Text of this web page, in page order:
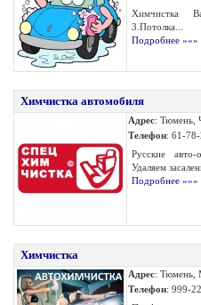
Химчистка
3.Потолка...
Подробнее »»»
Химчистка автомобиля
Адрес: Тюмень,
Телефон: 61-78-
Русские
Удаляем
Подробнее »»»
Химчистка
Адрес: Тюмень,
Телефон: 999-